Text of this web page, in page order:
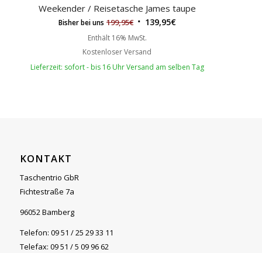
Weekender / Reisetasche James taupe
Bisher bei uns 199,95€ 139,95€
Enthält 16% MwSt.
Kostenloser Versand
Lieferzeit: sofort - bis 16 Uhr Versand am selben Tag
KONTAKT
Taschentrio GbR
Fichtestraße 7a
96052 Bamberg
Telefon: 09 51 / 25 29 33 11
Telefax: 09 51 / 5 09 96 62